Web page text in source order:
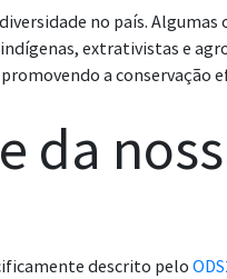
no país. Algumas
extrativistas e
a conservação
da
descrito pelo